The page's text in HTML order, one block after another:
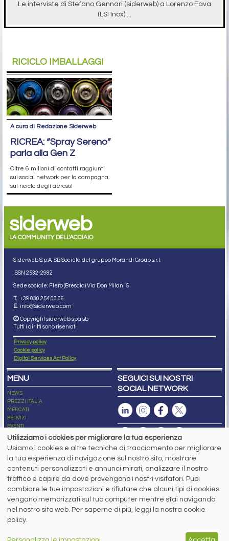
Le interviste di Stefano Gennari (siderweb) a Lorenzo Fava
(LSI Inox) ...
RICICLO IMBALLAGGI
A cura di Redazione Siderweb
RICREA: “Spray Sereno”
parla alla Gen Z
Oltre 6 milioni di contatti raggiunti
sui social network per la campagna
sul riciclo degli aerosol
siderweb
LA COMMUNITY DELL'ACCIAIO
Siderweb S.p.A. SB Società del gruppo Morandi Group s.r.l.
ISSN 2532-2982
Sede sociale: Flero (Brescia) Via Don Milani 5
T. +39 030 254 00 06
E. info@siderweb.com
Copyright siderweb spa sb
Tutti i diritti sono riservati
Privacy policy
Cookie policy
Digital Services Act Policy
MENU
NEWS
PREZZI ITALIA
MERCATI
SERVIZI
EVENTI
ABBONAMENTI
NEWSLETTER
SEGUICI SUI NOSTRI
SOCIAL NETWORK
Capitale Sociale: 190.000€ interamente versato
Registro delle Imprese di Brescia
Codice Fiscale e Partita I.V.A.:IT03562320170
R.E.A. n. 419331
www.siderweb.com: Autorizzazione del Tribunale di Brescia n. 11/2004 del 17
marzo 2004, Iscrizione al R.O.C. n. 26116.
Direttrice Responsabile:
Elisa Bonomelli
Utilizziamo i cookies per migliorare la tua esperienza
Usiamo i cookies e altre tecniche di tracciamento per migliorare
la tua esperienza di navigazione sul nostro sito, mostrare
contenuti personalizzati e annunci mirati, analizzare il nostro
traffico e capire da dove provengono i nostri visitatori. Puoi
cambiare le tue impostazioni e rifiutare che alcuni tipi di cookies
vengano memorizzati sul tuo computer mentre stai navigando
nel nostro sito web. Per saperne di più, leggi la nostra cookie
policy.